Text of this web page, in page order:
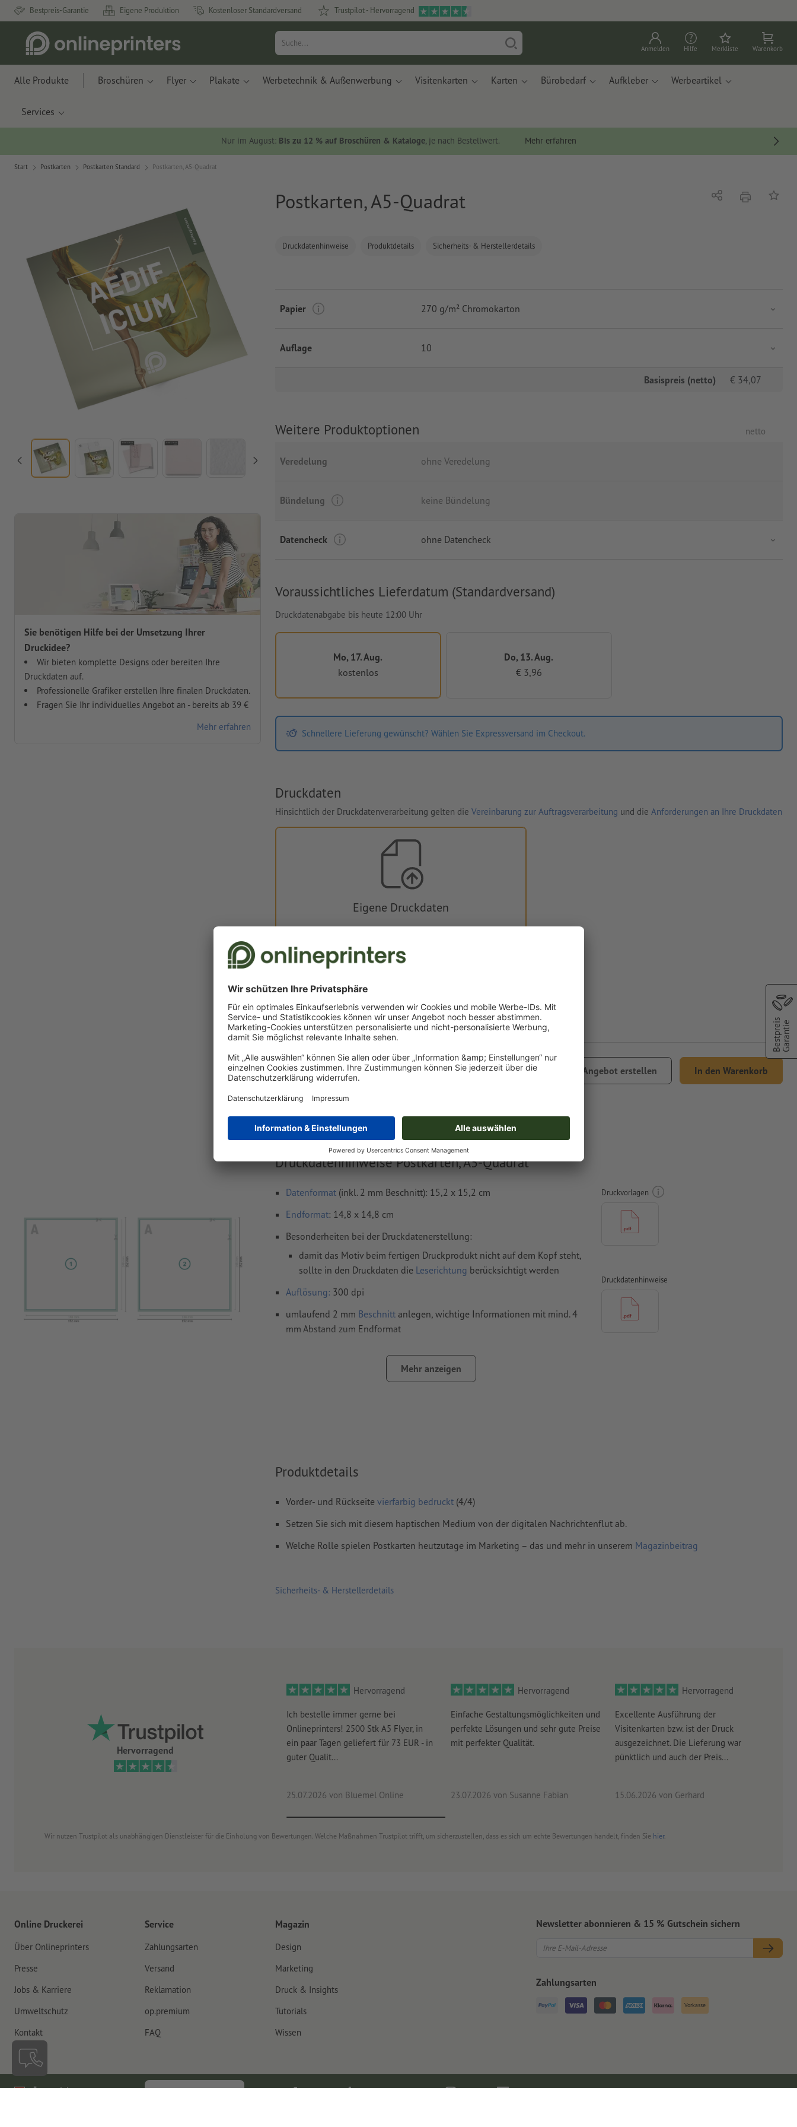
Bestpreis-Garantie Eigene Produktion Kostenloser Standardversand Trustpilot - Hervorragend
Anmelden Hilfe Merkliste Warenkorb
Alle Produkte Broschüren Flyer Plakate Werbetechnik & Außenwerbung Visitenkarten Karten Bürobedarf Aufkleber Werbeartikel
Services
Nur im August: Bis zu 12 % auf Broschüren & Kataloge, je nach Bestellwert. Mehr erfahren
Start Postkarten Postkarten Standard Postkarten, A5-Quadrat
Postkarten, A5-Quadrat
Sie benötigen Hilfe bei der Umsetzung Ihrer
Druckidee?
Wir bieten komplette Designs oder bereiten Ihre
Druckdaten auf.
Professionelle Grafiker erstellen Ihre finalen Druckdaten.
Fragen Sie Ihr individuelles Angebot an - bereits ab 39 €
Mehr erfahren
Druckdatenhinweise Produktdetails Sicherheits- & Herstellerdetails
Teilen DruckenAuf
Papier 270 g/m² Chromokarton
Auflage 10
Basispreis (netto) € 34,07
Weitere Produktoptionen netto
Veredelung ohne Veredelung
Bündelung keine Bündelung
Datencheck ohne Datencheck
Voraussichtliches Lieferdatum (Standardversand)
Druckdatenabgabe bis heute 12:00 Uhr
Mo, 17. Aug.
kostenlos
Do, 13. Aug.
€ 3,96
Schnellere Lieferung gewünscht? Wählen Sie Expressversand im Checkout.
Druckdaten
Hinsichtlich der Druckdatenverarbeitung gelten die Vereinbarung zur Auftragsverarbeitung und die Anforderungen an Ihre Druckdaten
Eigene Druckdaten
Sie können Ihre Druckdaten vor oder nach dem Kauf
hochladen.
€ 34,07 € 40,88 Angebot erstellen In den Warenkorb
Lieferung ca.:
Mo, 17. Aug.
Gewicht: ca.59,1 g
Druckdatenhinweise Postkarten, A5-Quadrat
Datenformat (inkl. 2 mm Beschnitt): 15,2 x 15,2 cm
Endformat: 14,8 x 14,8 cm
Besonderheiten bei der Druckdatenerstellung:
damit das Motiv beim fertigen Druckprodukt nicht auf dem Kopf steht,
sollte in den Druckdaten die Leserichtung berücksichtigt werden
Auflösung: 300 dpi
umlaufend 2 mm Beschnitt anlegen, wichtige Informationen mit mind. 4
mm Abstand zum Endformat
Kommentarewerden gelöscht und nicht gedruckt
Wie lege ich Druckdaten richtig an?
Mehr anzeigen
Druckvorlagen
Druckdatenhinweise
Produktdetails
Vorder- und Rückseite vierfarbig bedruckt (4/4)
Setzen Sie sich mit diesem haptischen Medium von der digitalen Nachrichtenflut ab.
Welche Rolle spielen Postkarten heutzutage im Marketing – das und mehr in unserem Magazinbeitrag
Sicherheits- & Herstellerdetails
Hervorragend
Hervorragend
Ich bestelle immer gerne bei
Onlineprinters! 2500 Stk A5 Flyer, in
ein paar Tagen geliefert für 73 EUR - in
guter Qualit...
25.07.2026 von Bluemel Online
Hervorragend
Einfache Gestaltungsmöglichkeiten und
perfekte Lösungen und sehr gute Preise
mit perfekter Qualität.
23.07.2026 von Susanne Fabian
Hervorragend
Excellente Ausführung der
Visitenkarten bzw. ist der Druck
ausgezeichnet. Die Lieferung war
pünktlich und auch der Preis...
15.06.2026 von Gerhard
Wir nutzen Trustpilot als unabhängigen Dienstleister für die Einholung von Bewertungen. Welche Maßnahmen Trustpilot trifft, um sicherzustellen, dass es sich um echte Bewertungen handelt, finden Sie hier.
BestpreisGarantie
Online Druckerei
Über Onlineprinters
Presse
Jobs & Karriere
Umweltschutz
Kontakt
Service
Zahlungsarten
Versand
Reklamation
op.premium
FAQ
Magazin
Design
Marketing
Druck & Insights
Tutorials
Wissen
Newsletter abonnieren & 15 % Gutschein sichern
Zahlungsarten
Vorkasse
Österreich Vertrag widerrufen Impressum AGB Datenschutz